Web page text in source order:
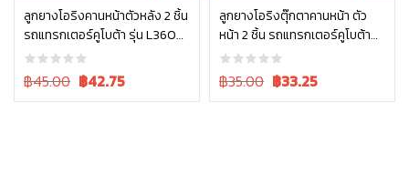
ลูกยางโอริงคานหน้าตัวหลัง 2 ชิ้น
รถแทรกเตอร์คูโบต้า รุ่น L3608,
L4018, L4508, L4708, L5018
04811-50750 = 2
Original
฿45.00 Current
฿42.75
หยิบใส่ตะกร้า
ลูกยางโอริงตุ๊กตาคานหน้า ตัว
หน้า 2 ชิ้น รถแทรกเตอร์คูโบต้า
รุ่น L3608, L4018, L4708,
L5018 tc402-13680 = 2
Original
฿35.00 Current
฿33.25
อ่านเพิ่ม